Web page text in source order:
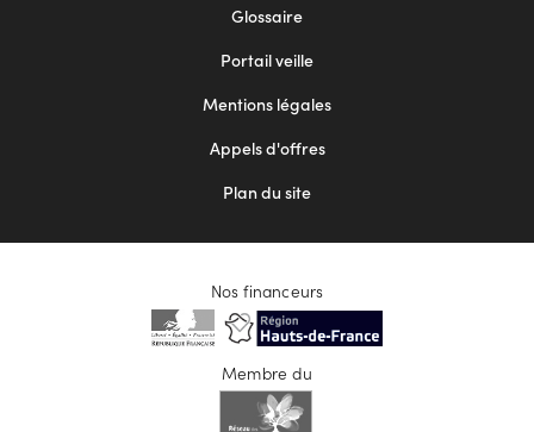
Glossaire
Portail veille
Mentions légales
Appels d'offres
Plan du site
Nos financeurs
Membre du